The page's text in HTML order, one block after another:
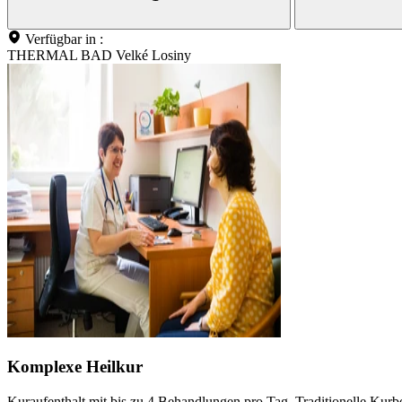
Verfügbar in :
THERMAL BAD Velké Losiny
Komplexe Heilkur